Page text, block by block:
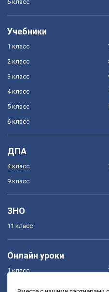
6 класс
Учебники
1 класс
2 класс
3 класс
4 класс
5 класс
6 класс
ДПА
4 класс
9 класс
ЗНО
11 класс
Онлайн уроки
1 класс